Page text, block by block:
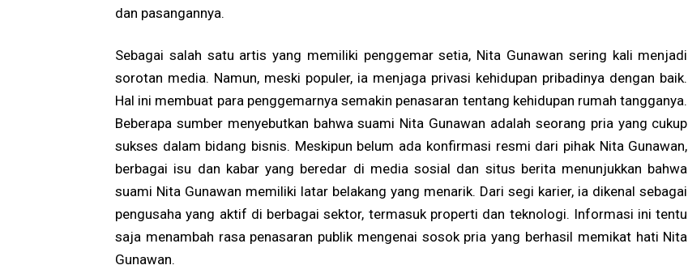
dan pasangannya.
Sebagai salah satu artis yang memiliki penggemar setia, Nita Gunawan sering kali menjadi
sorotan media. Namun, meski populer, ia menjaga privasi kehidupan pribadinya dengan baik.
Hal ini membuat para penggemarnya semakin penasaran tentang kehidupan rumah tangganya.
Beberapa sumber menyebutkan bahwa suami Nita Gunawan adalah seorang pria yang cukup
sukses dalam bidang bisnis. Meskipun belum ada konfirmasi resmi dari pihak Nita Gunawan,
berbagai isu dan kabar yang beredar di media sosial dan situs berita menunjukkan bahwa
suami Nita Gunawan memiliki latar belakang yang menarik. Dari segi karier, ia dikenal sebagai
pengusaha yang aktif di berbagai sektor, termasuk properti dan teknologi. Informasi ini tentu
saja menambah rasa penasaran publik mengenai sosok pria yang berhasil memikat hati Nita
Gunawan.